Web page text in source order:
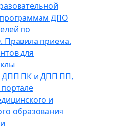
программам ДПО
по
приема.
для
ДПП ПК и ДПП ПП,
и
образования